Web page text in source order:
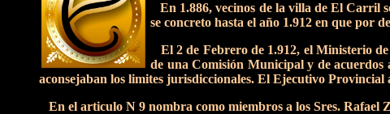
En 1.886, vecinos de la villa de El Carril
se concreto hasta el año 1.912 en que por
El 2 de Febrero de 1.912, el Ministerio
de una Comisión Municipal y de
aconsejaban los limites jurisdiccionales. El Ejecutivo
En el articulo N 9 nombra como miembros a los Sres.